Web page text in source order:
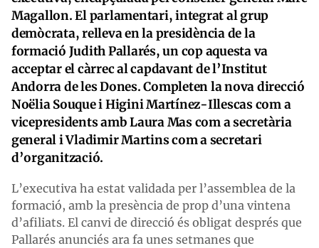
Magallon. El parlamentari, integrat al grup
demòcrata, relleva en la presidència de la
formació Judith Pallarés, un cop aquesta va
acceptar el càrrec al capdavant de l’Institut
Andorra de les Dones. Completen la nova direcció
Noëlia Souque i Higini Martínez-Illescas com a
vicepresidents amb Laura Mas com a secretària
general i Vladimir Martins com a secretari
d’organització.
L’executiva ha estat validada per l’assemblea de la
formació, amb la presència de prop d’una vintena
d’afiliats. El canvi de direcció és obligat després que
Pallarés anunciés ara fa unes setmanes que